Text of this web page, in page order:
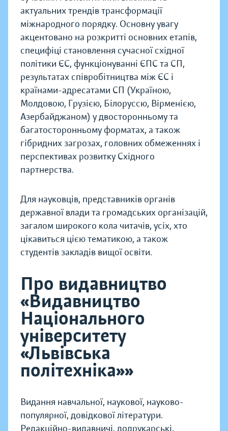
актуальних трендів трансформації
міжнародного порядку. Основну увагу
акцентовано на розкритті основних етапів,
специфіці становлення сучасної східної
політики ЄС, функціонуванні ЄПС та СП,
результатах співробітництва між ЄС і
країнами-адресатами СП (Україною,
Молдовою, Грузією, Білоруссю, Вірменією,
Азербайджаном) у двосторонньому та
багатосторонньому форматах, а також
гібридних загрозах, головних обмеженнях і
перспективах розвитку Східного
партнерства.
Для науковців, представників органів
державної влади та громадських організацій,
загалом широкого кола читачів, усіх, хто
цікавиться цією тематикою, а також
студентів закладів вищої освіти.
Про видавництво
«Видавництво
Національного
університету
«Львівська
політехніка»»
Видання навчальної, наукової, науково-
популярної, довідкової літератури.
Редакційно-видавничі, додрукарські,